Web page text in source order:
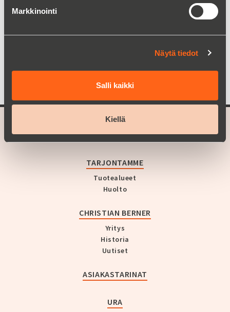
Markkinointi
Näytä tiedot
Salli kaikki
Kiellä
elintarvikkeille
A part ofChristian Berner
TARJONTAMME
Tuotealueet
Huolto
CHRISTIAN BERNER
Yritys
Historia
Uutiset
ASIAKASTARINAT
URA